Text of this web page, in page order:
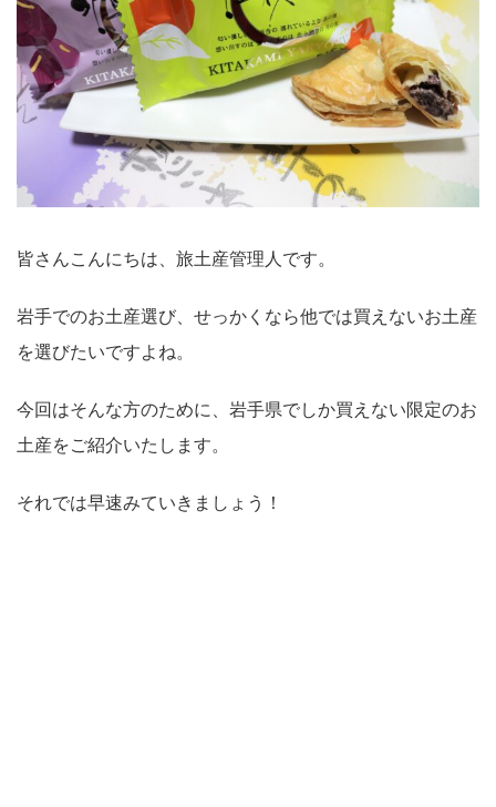
皆さんこんにちは、旅土産管理人です。
岩手でのお土産選び、せっかくなら他では買えないお土産
を選びたいですよね。
今回はそんな方のために、岩手県でしか買えない限定のお
土産をご紹介いたします。
それでは早速みていきましょう！